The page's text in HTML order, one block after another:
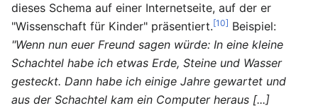
dieses Schema auf einer Internetseite, auf der er
"Wissenschaft für Kinder" präsentiert.[10] Beispiel:
"Wenn nun euer Freund sagen würde: In eine kleine
Schachtel habe ich etwas Erde, Steine und Wasser
gesteckt. Dann habe ich einige Jahre gewartet und
aus der Schachtel kam ein Computer heraus [...]